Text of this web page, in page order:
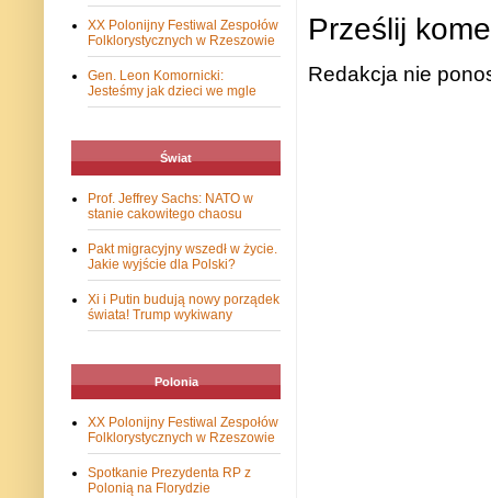
Prześlij
Redakcja nie
XX Polonijny Festiwal Zespołów
Folklorystycznych w Rzeszowie
Gen. Leon Komornicki:
Jesteśmy jak dzieci we mgle
Świat
Prof. Jeffrey Sachs: NATO w
stanie cakowitego chaosu
Pakt migracyjny wszedł w życie.
Jakie wyjście dla Polski?
Xi i Putin budują nowy porządek
świata! Trump wykiwany
Polonia
XX Polonijny Festiwal Zespołów
Folklorystycznych w Rzeszowie
Spotkanie Prezydenta RP z
Polonią na Florydzie